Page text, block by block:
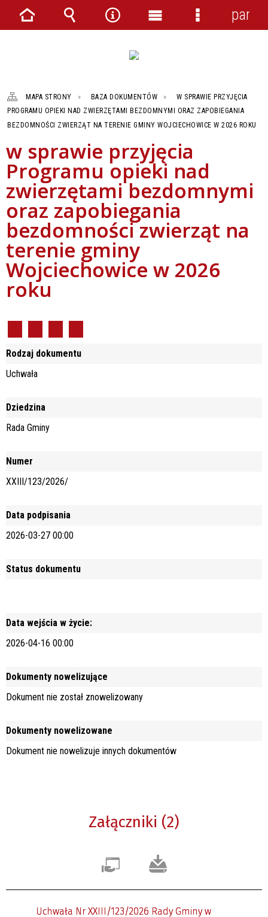
MAPA STRONY BAZA DOKUMENTÓW
W SPRAWIE PRZYJĘCIA
PROGRAMU OPIEKI NAD ZWIERZĘTAMI BEZDOMNYMI ORAZ ZAPOBIEGANIA
BEZDOMNOŚCI ZWIERZĄT NA TERENIE GMINY WOJCIECHOWICE W 2026 ROKU
w sprawie przyjęcia
Programu opieki nad
zwierzętami bezdomnymi
oraz zapobiegania
bezdomności zwierząt na
terenie gminy
Wojciechowice w 2026
roku
Rodzaj dokumentu
Uchwała
Dziedzina
Rada Gminy
Numer
XXIII/123/2026/
Data podpisania
2026-03-27 00:00
Status dokumentu
Data wejścia w życie:
2026-04-16 00:00
Dokumenty nowelizujące
Dokument nie został znowelizowany
Dokumenty nowelizowane
Dokument nie nowelizuje innych dokumentów
Załączniki (2)
Uchwała Nr XXIII/123/2026 Rady Gminy w
Strona Wyszukiwarka
NarzędziaMenu
Menu
panel